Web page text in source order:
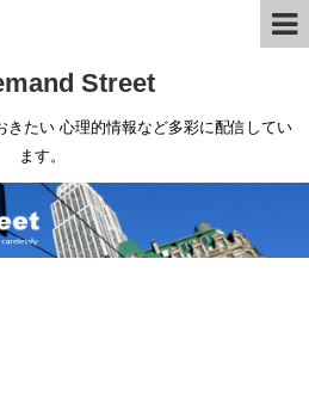
Street
きたい 心理的情報など多彩に配信してい
ます。